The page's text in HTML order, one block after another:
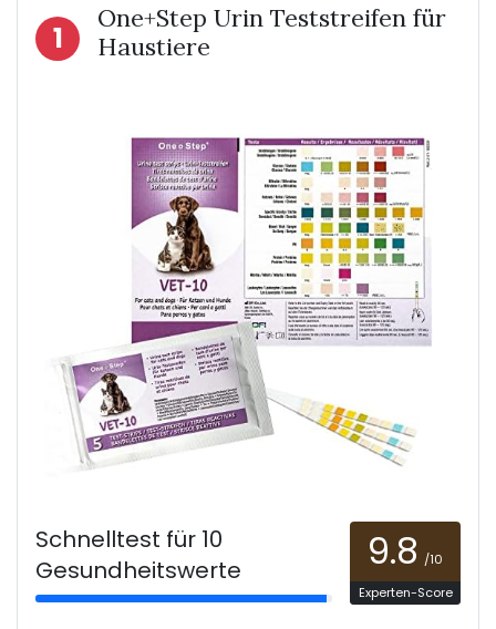
1
One+Step Urin Teststreifen für
Haustiere
Schnelltest für 10
Gesundheitswerte
9.8 /10
Experten-Score